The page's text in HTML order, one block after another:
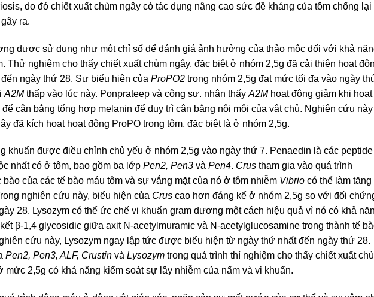
do đó chiết xuất chùm ngây có tác dụng nâng cao sức đề kháng của tôm chống lại
ra.
được sử dụng như một chỉ số để đánh giá ảnh hưởng của thảo mộc đối với khả
Thử nghiệm cho thấy chiết xuất chùm ngây, đặc biệt ở nhóm 2,5g đã cải thiện hoạt
ngày thứ 28. Sự biểu hiện của ProPO2 trong nhóm 2,5g đạt mức tối đa vào ngày
A2Mthấp vào lúc này. Ponprateep và cộng sự. nhận thấy A2Mhoạt động giảm khi hoạt
cân bằng tổng hợp melanin để duy trì cân bằng nội môi của vật chủ. Nghiên cứu này
đã kích hoạt hoạt động ProPO trong tôm, đặc biệt là ở nhóm 2,5g.
khuẩn được điều chỉnh chủ yếu ở nhóm 2,5g vào ngày thứ 7. Penaedin là các peptide
nhất có ở tôm, bao gồm ba lớp Pen2, Pen3 và Pen4. Crus tham gia vào quá trình
của các tế bào máu tôm và sự vắng mặt của nó ở tôm nhiễm Vibrio có thể làm tăng
nghiên cứu này, biểu hiện của Crus cao hơn đáng kể ở nhóm 2,5g so với đối
28. Lysozym có thể ức chế vi khuẩn gram dương một cách hiệu quả vì nó có khả
β-1,4 glycosidic giữa axit N-acetylmuramic và N-acetylglucosamine trong thành tế
cứu này, Lysozym ngay lập tức được biểu hiện từ ngày thứ nhất đến ngày thứ 28.
Pen2, Pen3, ALF, Crustin và Lysozym trong quá trình thí nghiệm cho thấy chiết xuất
mức 2,5g có khả năng kiểm soát sự lây nhiễm của nấm và vi khuẩn.